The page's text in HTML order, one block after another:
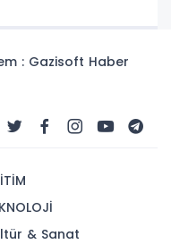
: Gazisoft Haber
& Sanat